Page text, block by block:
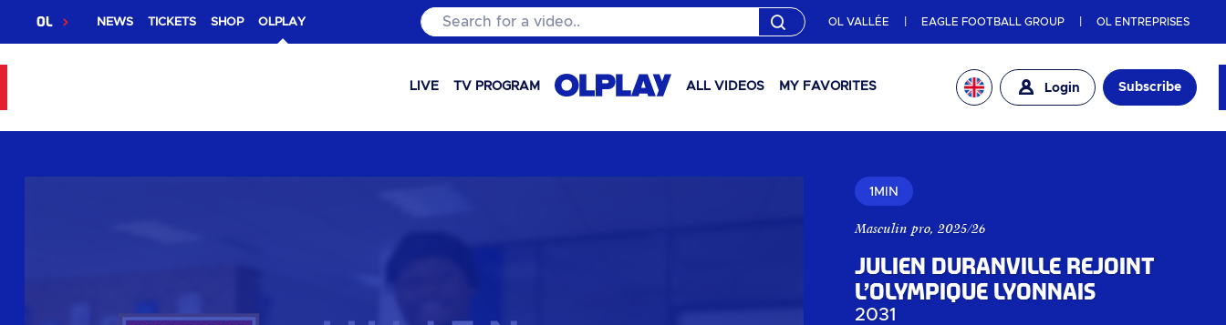
OL NEWS TICKETS SHOP OLPLAY Search for a video.. OL VALLÉE EAGLE FOOTBALL GROUP OL ENTREPRISES
LIVE TV PROGRAM ALL VIDEOS MY FAVORITES Login Subscribe
1MIN
Julien Duranville rejoint
l’Olympique Lyonnais
2031
Masculin pro, 2025/26